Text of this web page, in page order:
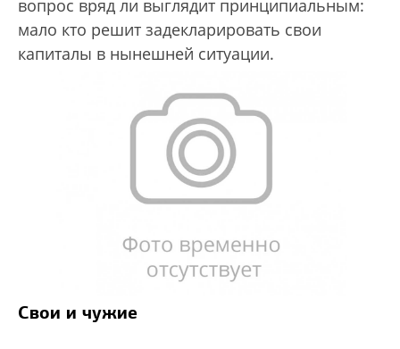
вопрос вряд ли выглядит принципиальным:
мало кто решит задекларировать свои
капиталы в нынешней ситуации.
Свои и чужие